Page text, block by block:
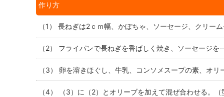
作り方
（1） 長ねぎは2ｃｍ幅、かぼちゃ、ソーセージ、クリー
（2） フライパンで長ねぎを香ばしく焼き、ソーセージ
（3） 卵を溶きほぐし、牛乳、コンソメスープの素、オ
（4） （3）に（2）とオリーブを加えて混ぜ合わせる。